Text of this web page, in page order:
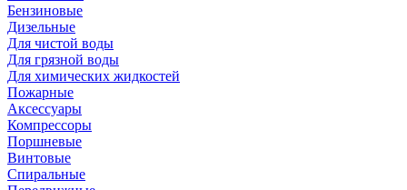
Бензиновые
Дизельные
Для чистой воды
Для грязной воды
Для химических жидкостей
Пожарные
Аксессуары
Компрессоры
Поршневые
Винтовые
Спиральные